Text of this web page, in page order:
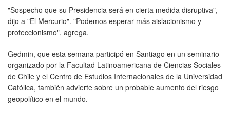
"Sospecho que su Presidencia será en cierta medida disruptiva",
dijo a "El Mercurio". "Podemos esperar más aislacionismo y
proteccionismo", agrega.
Gedmin, que esta semana participó en Santiago en un seminario
organizado por la Facultad Latinoamericana de Ciencias Sociales
de Chile y el Centro de Estudios Internacionales de la Universidad
Católica, también advierte sobre un probable aumento del riesgo
geopolítico en el mundo.